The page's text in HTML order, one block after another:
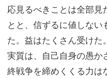
応見るべきことは全部見
とと、信ずるに値しな
た。益はたくさん受け
実質は、自己自身の愚か
終戦争を締めくくる力は